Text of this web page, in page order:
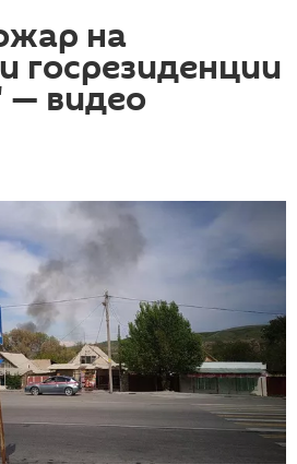
на
госрезиденции
— видео